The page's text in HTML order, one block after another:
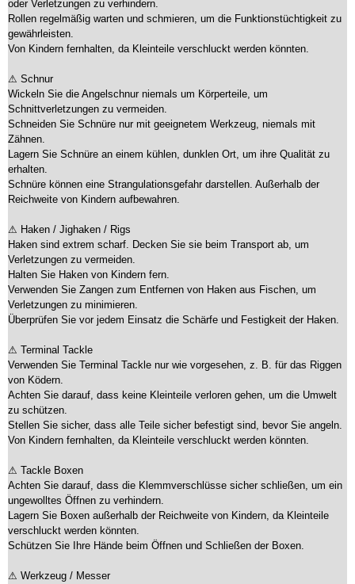
oder Verletzungen zu verhindern.
Rollen regelmäßig warten und schmieren, um die Funktionstüchtigkeit zu
gewährleisten.
Von Kindern fernhalten, da Kleinteile verschluckt werden könnten.
⚠ Schnur
Wickeln Sie die Angelschnur niemals um Körperteile, um
Schnittverletzungen zu vermeiden.
Schneiden Sie Schnüre nur mit geeignetem Werkzeug, niemals mit
Zähnen.
Lagern Sie Schnüre an einem kühlen, dunklen Ort, um ihre Qualität zu
erhalten.
Schnüre können eine Strangulationsgefahr darstellen. Außerhalb der
Reichweite von Kindern aufbewahren.
⚠ Haken / Jighaken / Rigs
Haken sind extrem scharf. Decken Sie sie beim Transport ab, um
Verletzungen zu vermeiden.
Halten Sie Haken von Kindern fern.
Verwenden Sie Zangen zum Entfernen von Haken aus Fischen, um
Verletzungen zu minimieren.
Überprüfen Sie vor jedem Einsatz die Schärfe und Festigkeit der Haken.
⚠ Terminal Tackle
Verwenden Sie Terminal Tackle nur wie vorgesehen, z. B. für das Riggen
von Ködern.
Achten Sie darauf, dass keine Kleinteile verloren gehen, um die Umwelt
zu schützen.
Stellen Sie sicher, dass alle Teile sicher befestigt sind, bevor Sie angeln.
Von Kindern fernhalten, da Kleinteile verschluckt werden könnten.
⚠ Tackle Boxen
Achten Sie darauf, dass die Klemmverschlüsse sicher schließen, um ein
ungewolltes Öffnen zu verhindern.
Lagern Sie Boxen außerhalb der Reichweite von Kindern, da Kleinteile
verschluckt werden könnten.
Schützen Sie Ihre Hände beim Öffnen und Schließen der Boxen.
⚠ Werkzeug / Messer